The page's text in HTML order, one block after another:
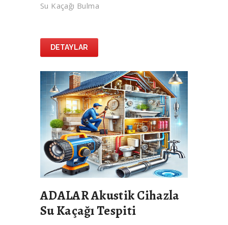
Su Kaçağı Bulma
DETAYLAR
ADALAR Akustik Cihazla
Su Kaçağı Tespiti